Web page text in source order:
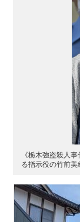
《栃木強盗殺人
る指示役の竹前美